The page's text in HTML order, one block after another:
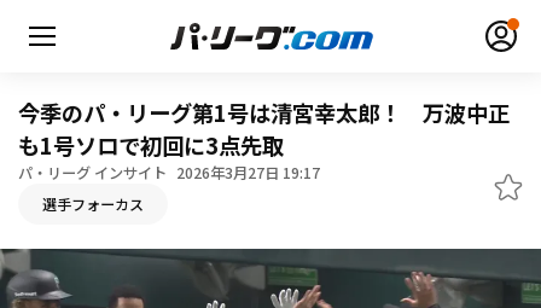
HOME
今季のパ・リーグ第1号は清宮幸太郎！ 万波中正
も1号ソロで初回に3点先取
パ・リーグ インサイト 2026年3月27日 19:17
選手フォーカス